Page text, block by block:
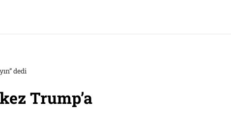
dedi
Trump’a